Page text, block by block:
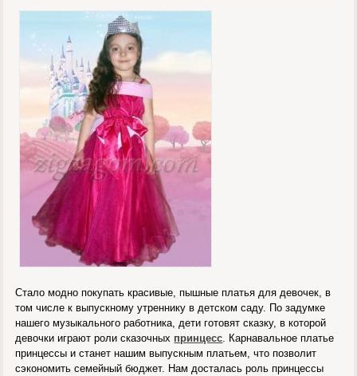
Стало модно покупать красивые, пышные платья для девочек, в
том числе к выпускному утреннику в детском саду. По задумке
нашего музыкального работника, дети готовят сказку, в которой
девочки играют роли сказочных принцесс . Карнавальное платье
принцессы и станет нашим выпускным платьем, что позволит
сэкономить семейный бюджет. Нам досталась роль принцессы